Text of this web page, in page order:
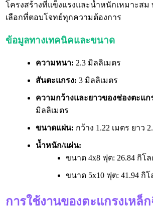
โครงสร้างที่แข็งแรงและน้ำหนักเหมาะสม
เลือกที่ตอบโจทย์ทุกความต้องการ
ข้อมูลทางเทคนิคและขนาด
ความหนา: 2.3 มิลลิเมตร
สันตะแกรง: 3 มิลลิเมตร
ความกว้างและยาวของช่องตะแก
มิลลิเมตร
ขนาดแผ่น: กว้าง 1.22 เมตร ยาว
น้ำหนัก/แผ่น:
ขนาด 4x8 ฟุต: 26.84 กิโ
ขนาด 5x10 ฟุต: 41.94 กิ
การใช้งานของตะแกรงเหล็ก